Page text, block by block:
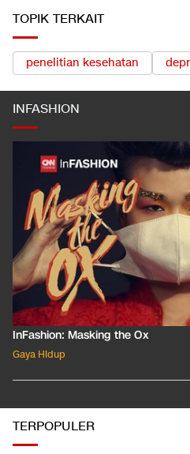
TOPIK TERKAIT
penelitian kesehatan
INFASHION
InFashion: Masking the Ox
Gaya Hidup
TERPOPULER